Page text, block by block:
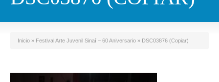
Inicio » Festival Arte Juvenil Sinaí – 60 Aniversario » DSC03876 (Copiar)